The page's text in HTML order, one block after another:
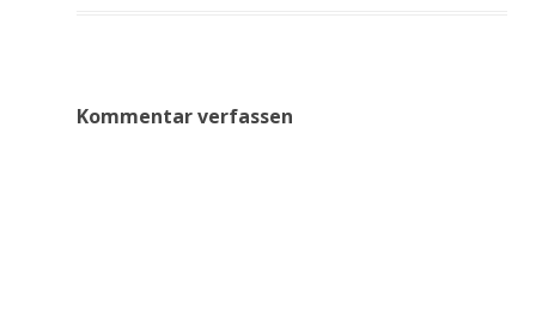
Kommentar verfassen